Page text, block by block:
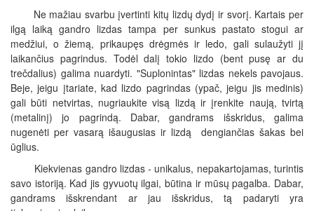
Ne mažiau svarbu įvertinti kitų lizdų dydį ir svorį. Kartais per
ilgą laiką gandro lizdas tampa per sunkus pastato stogui ar
medžiui, o žiemą, prikaupęs drėgmės ir ledo, gali sulaužyti jį
laikančius pagrindus. Todėl dalį tokio lizdo (bent pusę ar du
trečdalius) galima nuardyti. "Suplonintas" lizdas nekels pavojaus.
Beje, jeigu įtariate, kad lizdo pagrindas (ypač, jeigu jis medinis)
gali būti netvirtas, nugriaukite visą lizdą ir įrenkite naują, tvirtą
(metalinį) jo pagrindą. Dabar, gandrams išskridus, galima
nugenėti per vasarą išaugusias ir lizdą dengiančias šakas bei
ūglius.
Kiekvienas gandro lizdas - unikalus, nepakartojamas, turintis
savo istoriją. Kad jis gyvuotų ilgai, būtina ir mūsų pagalba. Dabar,
gandrams išskrendant ar jau išskridus, tą padaryti yra